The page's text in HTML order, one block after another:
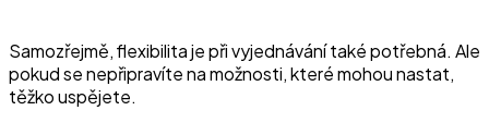
Samozřejmě, flexibilita je při vyjednávání také potřebná. Ale
pokud se nepřipravíte na možnosti, které mohou nastat,
těžko uspějete.